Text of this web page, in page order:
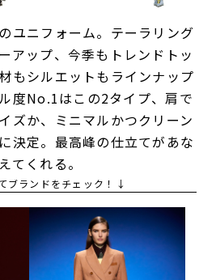
ユニフォーム。テーラリング
アップ、今季もトレンドトッ
もシルエットもラインナップ
度No.1はこの2タイプ、肩で
ズか、ミニマルかつクリーン
決定。最高峰の仕立てがあな
てくれる。
ブランドをチェック！↓